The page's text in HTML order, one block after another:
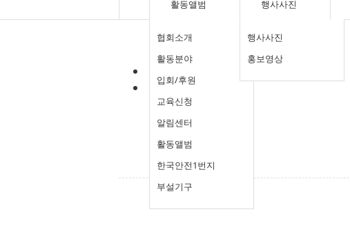
활동앨범
협회소개
활동분야
입회/후원
교육신청
알림센터
활동앨범
한국안전1번지
부설기구
행사사진
행사사진
홍보영상
홍보영상